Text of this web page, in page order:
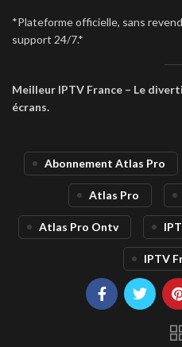
*Plateforme officielle, sans
support 24/7.*
Meilleur IPTV France – Le
écrans.
Abonnement Atlas Pro
Atlas Pro
Atlas Pro Ontv
IPTV